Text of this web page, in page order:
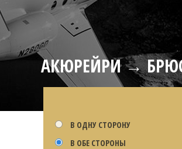
АКЮРЕЙРИ →
В ОДНУ СТОРОНУ
В ОБЕ СТОРОНЫ